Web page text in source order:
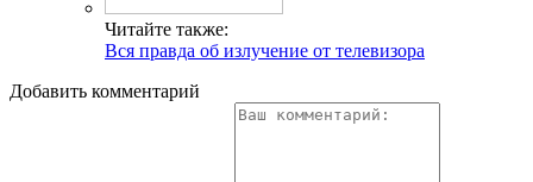
Читайте также:
Вся правда об излучение от телевизора
Добавить комментарий